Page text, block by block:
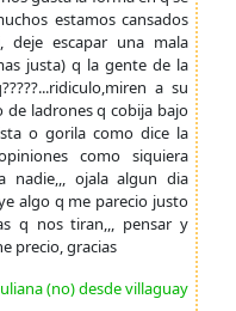
estamos cansados
escapar una mala
justa) q la gente de la
a su
de ladrones q cobija bajo
o gorila como dice la
como siquiera
nadie,,, ojala algun dia
algo q me parecio justo
q nos tiran,,, pensar y
precio, gracias
(no) desde villaguay